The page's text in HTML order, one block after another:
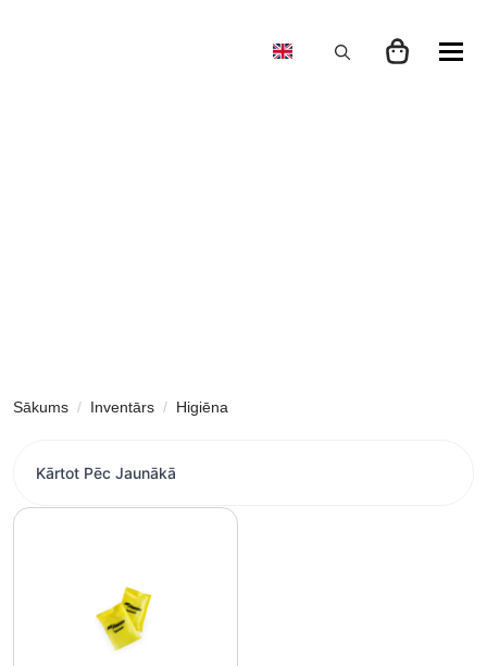
Sākums Inventārs Higiēna